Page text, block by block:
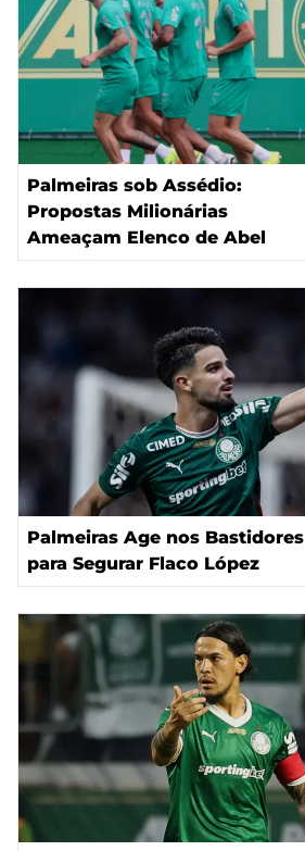
Palmeiras sob Assédio:
Propostas Milionárias
Ameaçam Elenco de Abel
Palmeiras Age nos Bastidores
para Segurar Flaco López